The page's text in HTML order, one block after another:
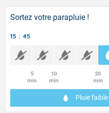
Sortez votre parapluie !
15 : 45
5
min
10
min
20
min
Pluie faible